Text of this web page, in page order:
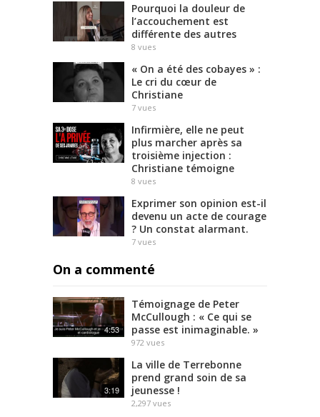
Pourquoi la douleur de
l’accouchement est
différente des autres
8 vues
« On a été des cobayes » :
Le cri du cœur de
Christiane
7 vues
Infirmière, elle ne peut
plus marcher après sa
troisième injection :
Christiane témoigne
8 vues
Exprimer son opinion est-il
devenu un acte de courage
? Un constat alarmant.
7 vues
On a commenté
4:53
Témoignage de Peter
McCullough : « Ce qui se
passe est inimaginable. »
972 vues
3:19
La ville de Terrebonne
prend grand soin de sa
jeunesse !
2,297 vues